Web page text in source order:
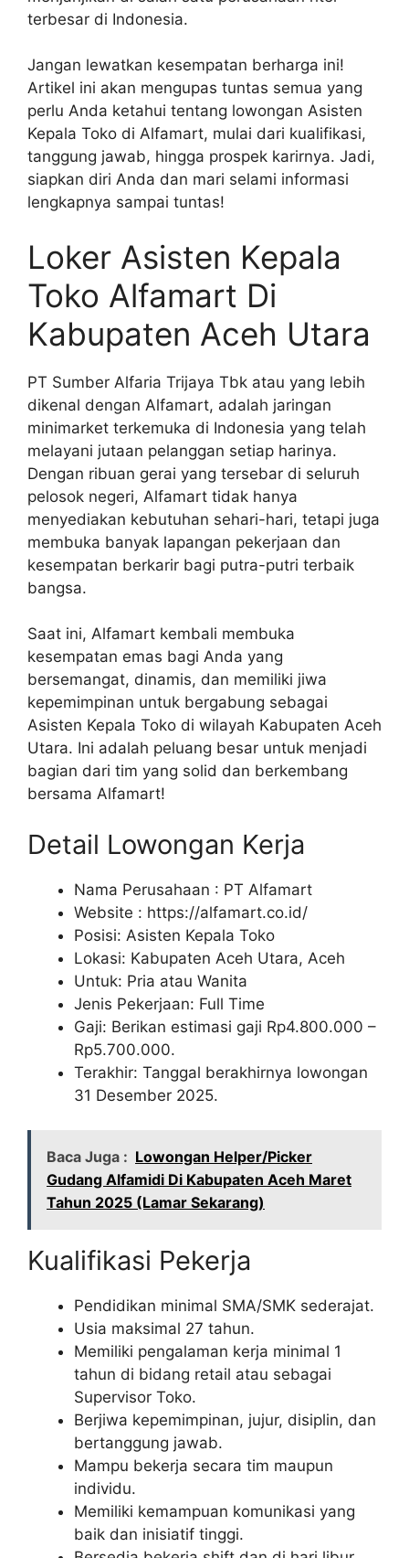
terbesar di Indonesia.
Jangan lewatkan kesempatan berharga ini!
Artikel ini akan mengupas tuntas semua yang
perlu Anda ketahui tentang lowongan Asisten
Kepala Toko di Alfamart, mulai dari kualifikasi,
tanggung jawab, hingga prospek karirnya. Jadi,
siapkan diri Anda dan mari selami informasi
lengkapnya sampai tuntas!
Loker Asisten Kepala
Toko Alfamart Di
Kabupaten Aceh Utara
PT Sumber Alfaria Trijaya Tbk atau yang lebih
dikenal dengan Alfamart, adalah jaringan
minimarket terkemuka di Indonesia yang telah
melayani jutaan pelanggan setiap harinya.
Dengan ribuan gerai yang tersebar di seluruh
pelosok negeri, Alfamart tidak hanya
menyediakan kebutuhan sehari-hari, tetapi juga
membuka banyak lapangan pekerjaan dan
kesempatan berkarir bagi putra-putri terbaik
bangsa.
Saat ini, Alfamart kembali membuka
kesempatan emas bagi Anda yang
bersemangat, dinamis, dan memiliki jiwa
kepemimpinan untuk bergabung sebagai
Asisten Kepala Toko di wilayah Kabupaten Aceh
Utara. Ini adalah peluang besar untuk menjadi
bagian dari tim yang solid dan berkembang
bersama Alfamart!
Detail Lowongan Kerja
Nama Perusahaan : PT Alfamart
Website : https://alfamart.co.id/
Posisi: Asisten Kepala Toko
Lokasi: Kabupaten Aceh Utara, Aceh
Untuk: Pria atau Wanita
Jenis Pekerjaan: Full Time
Gaji: Berikan estimasi gaji Rp4.800.000 –
Rp5.700.000.
Terakhir: Tanggal berakhirnya lowongan
31 Desember 2025.
Baca Juga : Lowongan Helper/Picker
Gudang Alfamidi Di Kabupaten Aceh Maret
Tahun 2025 (Lamar Sekarang)
Kualifikasi Pekerja
Pendidikan minimal SMA/SMK sederajat.
Usia maksimal 27 tahun.
Memiliki pengalaman kerja minimal 1
tahun di bidang retail atau sebagai
Supervisor Toko.
Berjiwa kepemimpinan, jujur, disiplin, dan
bertanggung jawab.
Mampu bekerja secara tim maupun
individu.
Memiliki kemampuan komunikasi yang
baik dan inisiatif tinggi.